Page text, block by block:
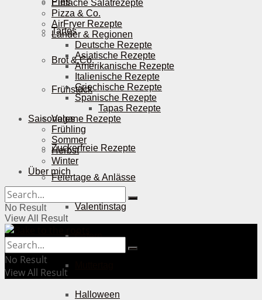
Tartes
Brot & Co.
Frühstück
Vegane Rezepte
Zuckerfreie Rezepte
Feiertage & Anlässe
Valentinstag
Ostern
Halloween
Einfache Salatrezepte
Pizza & Co.
AirFryer Rezepte
Länder & Regionen
Deutsche Rezepte
Asiatische Rezepte
Amerikanische Rezepte
Italienische Rezepte
Griechische Rezepte
Spanische Rezepte
Tapas Rezepte
Saisonales
Frühling
Sommer
Herbst
Winter
Über mich
No Result
View All Result
No Result
View All Result